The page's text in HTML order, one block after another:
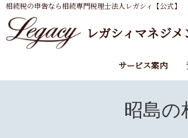
相続税の申告なら相続専門税理士法人レガシィ【公式】
レガシィマネジ
サービス案内
昭島の